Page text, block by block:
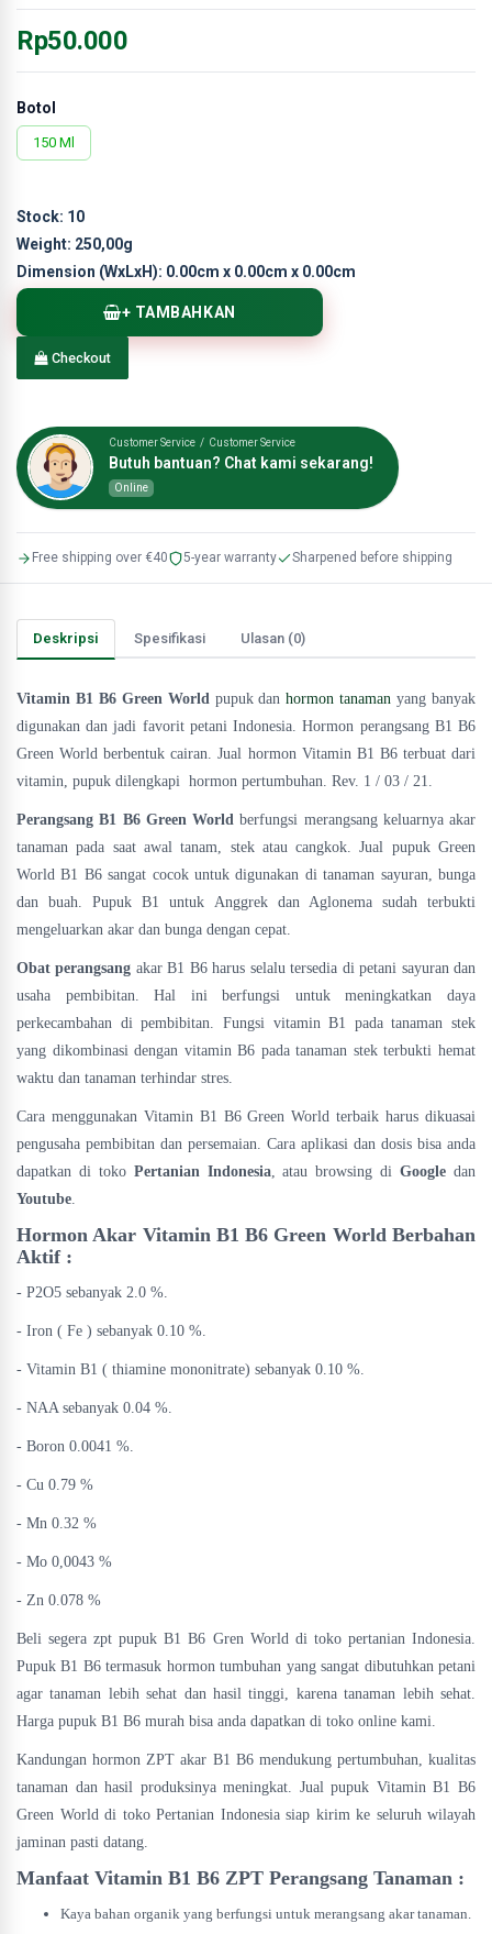
Rp50.000
Botol
150 Ml
Stock: 10
Weight: 250,00g
Dimension (WxLxH): 0.00cm x 0.00cm x 0.00cm
+ TAMBAHKAN
Checkout
Customer Service / Customer Service
Butuh bantuan? Chat kami sekarang!
Online
Free shipping over €40 5-year warranty Sharpened before shipping
Deskripsi Spesifikasi Ulasan (0)
Vitamin B1 B6 Green Worldpupuk danhormon tanaman yang banyak
digunakan dan jadi favorit petani Indonesia. Hormon perangsang B1 B6
Green World berbentuk cairan. Jual hormon Vitamin B1 B6 terbuat dari
vitamin, pupuk dilengkapi hormon pertumbuhan. Rev. 1 / 03 / 21.
Perangsang B1 B6 Green World berfungsi merangsang keluarnya akar
tanaman pada saat awal tanam, stek atau cangkok. Jual pupuk Green
World B1 B6 sangat cocok untuk digunakan di tanaman sayuran, bunga
dan buah. Pupuk B1 untuk Anggrek dan Aglonema sudah terbukti
mengeluarkan akar dan bunga dengan cepat.
Obat perangsang akar B1 B6 harus selalu tersedia di petani sayuran dan
usaha pembibitan. Hal ini berfungsi untuk meningkatkan daya
perkecambahan di pembibitan. Fungsi vitamin B1 pada tanaman stek
yang dikombinasi dengan vitamin B6 pada tanaman stek terbukti hemat
waktu dan tanaman terhindar stres.
Cara menggunakan Vitamin B1 B6 Green World terbaik harus dikuasai
pengusaha pembibitan dan persemaian. Cara aplikasi dan dosis bisa anda
dapatkan di toko Pertanian Indonesia, atau browsing diGoogle dan
Youtube.
Hormon Akar Vitamin B1 B6 Green World Berbahan
Aktif :
- P2O5 sebanyak 2.0 %.
- Iron ( Fe ) sebanyak 0.10 %.
- Vitamin B1 ( thiamine mononitrate) sebanyak 0.10 %.
- NAA sebanyak 0.04 %.
- Boron 0.0041 %.
- Cu 0.79 %
- Mn 0.32 %
- Mo 0,0043 %
- Zn 0.078 %
Beli segera zpt pupuk B1 B6 Gren World di toko pertanian Indonesia.
Pupuk B1 B6 termasuk hormon tumbuhan yang sangat dibutuhkan petani
agar tanaman lebih sehat dan hasil tinggi, karena tanaman lebih sehat.
Harga pupuk B1 B6 murah bisa anda dapatkan di toko online kami.
Kandungan hormon ZPT akar B1 B6 mendukung pertumbuhan, kualitas
tanaman dan hasil produksinya meningkat. Jual pupuk Vitamin B1 B6
Green World di toko Pertanian Indonesia siap kirim ke seluruh wilayah
jaminan pasti datang.
Manfaat Vitamin B1 B6 ZPT Perangsang Tanaman :
Kaya bahan organik yang berfungsi untuk merangsang akar tanaman.